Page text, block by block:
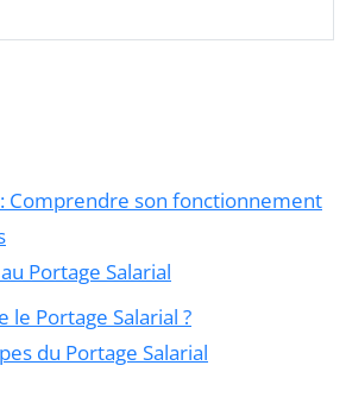
Comprendre son fonctionnement
Portage Salarial
le Portage Salarial ?
du Portage Salarial